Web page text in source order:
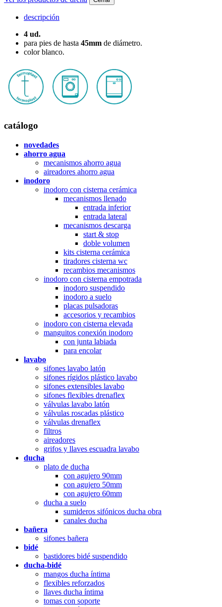
descripción
4 ud.
para pies de hasta 45mm de diámetro.
color blanco.
catálogo
novedades
ahorro agua
mecanismos ahorro agua
aireadores ahorro agua
inodoro
inodoro con cisterna cerámica
mecanismos llenado
entrada inferior
entrada lateral
mecanismos descarga
start & stop
doble volumen
kits cisterna cerámica
tiradores cisterna wc
recambios mecanismos
inodoro con cisterna empotrada
inodoro suspendido
inodoro a suelo
placas pulsadoras
accesorios y recambios
inodoro con cisterna elevada
manguitos conexión inodoro
con junta labiada
para encolar
lavabo
sifones lavabo latón
sifones rígidos plástico lavabo
sifones extensibles lavabo
sifones flexibles drenaflex
válvulas lavabo latón
válvulas roscadas plástico
válvulas drenaflex
filtros
aireadores
grifos y llaves escuadra lavabo
ducha
plato de ducha
con agujero 90mm
con agujero 50mm
con agujero 60mm
ducha a suelo
sumideros sifónicos ducha obra
canales ducha
bañera
sifones bañera
bidé
bastidores bidé suspendido
ducha-bidé
mangos ducha íntima
flexibles reforzados
llaves ducha íntima
tomas con soporte